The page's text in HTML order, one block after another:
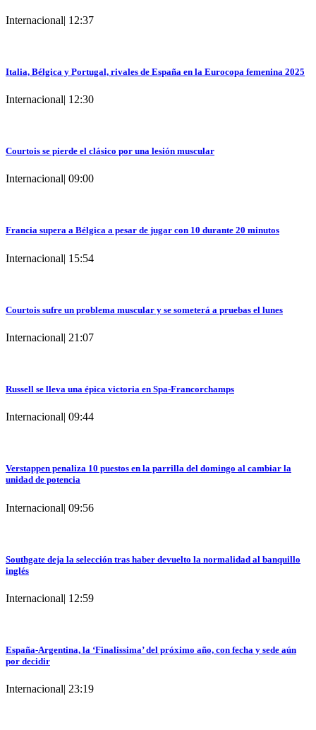
Internacional| 12:37
Italia, Bélgica y Portugal, rivales de España en la Eurocopa femenina 2025
Internacional| 12:30
Courtois se pierde el clásico por una lesión muscular
Internacional| 09:00
Francia supera a Bélgica a pesar de jugar con 10 durante 20 minutos
Internacional| 15:54
Courtois sufre un problema muscular y se someterá a pruebas el lunes
Internacional| 21:07
Russell se lleva una épica victoria en Spa-Francorchamps
Internacional| 09:44
Verstappen penaliza 10 puestos en la parrilla del domingo al cambiar la
unidad de potencia
Internacional| 09:56
Southgate deja la selección tras haber devuelto la normalidad al banquillo
inglés
Internacional| 12:59
España-Argentina, la ‘Finalissima’ del próximo año, con fecha y sede aún
por decidir
Internacional| 23:19